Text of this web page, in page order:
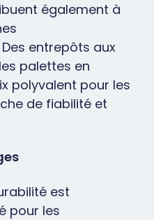
également à
entrepôts aux
palettes en
polyvalent pour les
de fiabilité et
est
pour les